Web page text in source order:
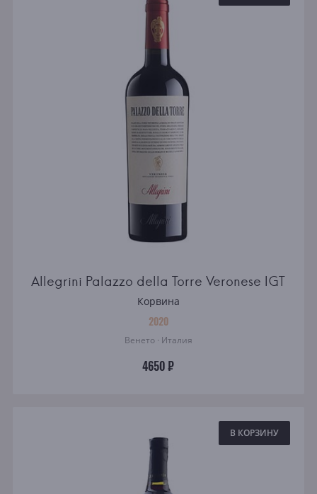
Allegrini Palazzo della Torre Veronese IGT
Корвина
2020
Венето · Италия
4650 ₽
В КОРЗИНУ